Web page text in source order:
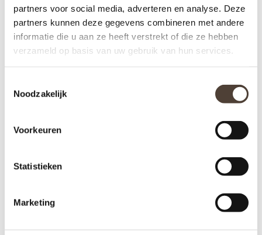
partners voor social media, adverteren en analyse. Deze
partners kunnen deze gegevens combineren met andere
informatie die u aan ze heeft verstrekt of die ze hebben
verzameld op basis van uw gebruik van hun services.
Noodzakelijk
Voorkeuren
Statistieken
Marketing
PORTOBELLO